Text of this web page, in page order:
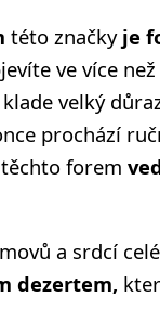
této značky je
ve více
velký
prochází
forem
a srdcí
dezertem,